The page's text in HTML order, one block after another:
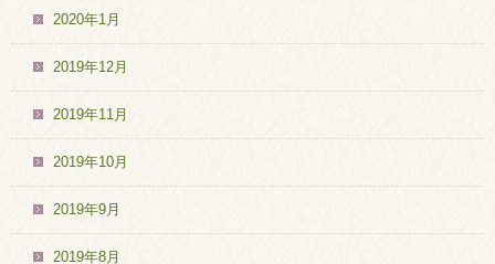
2020年1月
2019年12月
2019年11月
2019年10月
2019年9月
2019年8月